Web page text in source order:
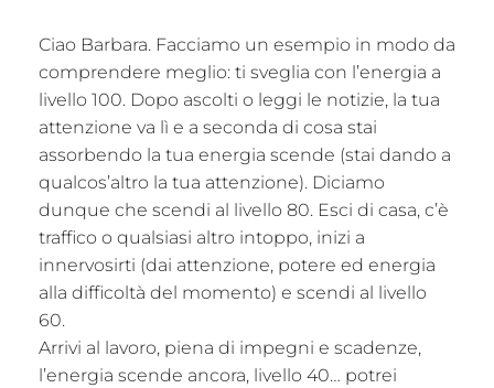
Ciao Barbara. Facciamo un esempio in modo da
comprendere meglio: ti sveglia con l’energia a
livello 100. Dopo ascolti o leggi le notizie, la tua
attenzione va lì e a seconda di cosa stai
assorbendo la tua energia scende (stai dando a
qualcos’altro la tua attenzione). Diciamo
dunque che scendi al livello 80. Esci di casa, c’è
traffico o qualsiasi altro intoppo, inizi a
innervosirti (dai attenzione, potere ed energia
alla difficoltà del momento) e scendi al livello
60.
Arrivi al lavoro, piena di impegni e scadenze,
l’energia scende ancora, livello 40… potrei